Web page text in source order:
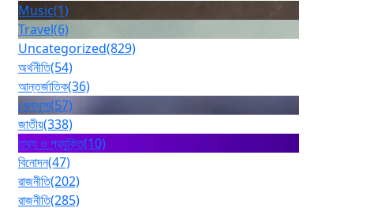
Music(1)
Travel(6)
Uncategorized(829)
অর্থনীতি(54)
আন্তর্জাতিক(36)
খেলাধুলা(57)
জাতীয়(338)
তথ্য ও প্রযুক্তি(10)
বিনোদন(47)
রাজনীতি(202)
রাজনীতি(285)